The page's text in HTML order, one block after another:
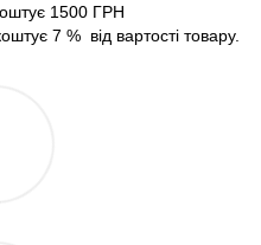
1500 ГРН
7 % від вартості товару.